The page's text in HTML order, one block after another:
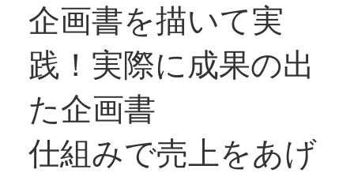
企画書を描いて実
践！実際に成果の出
た企画書
仕組みで売上をあげ